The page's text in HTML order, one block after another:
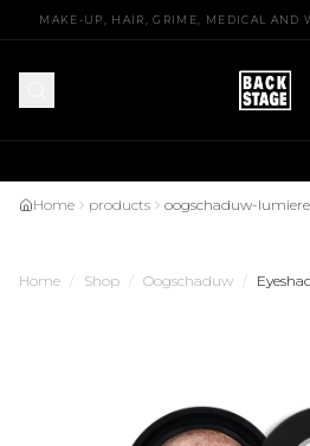
Free shipping
MAKE-UP, HAIR, GRIME, MEDICAL AND
Home products oogschaduw-lumiere
Home / Shop / Oogschaduw /